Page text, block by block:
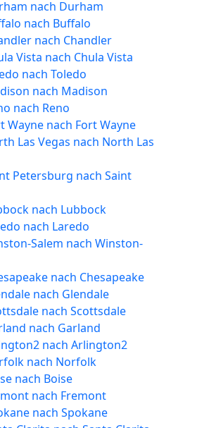
nach Durham
nach Buffalo
nach Chandler
Vista nach Chula Vista
nach Toledo
nach Madison
nach Reno
Wayne nach Fort Wayne
Las Vegas nach North Las
Petersburg nach Saint
nach Lubbock
nach Laredo
Salem nach Winston-
nach Chesapeake
nach Glendale
nach Scottsdale
nach Garland
nach Arlington2
nach Norfolk
nach Boise
nach Fremont
nach Spokane